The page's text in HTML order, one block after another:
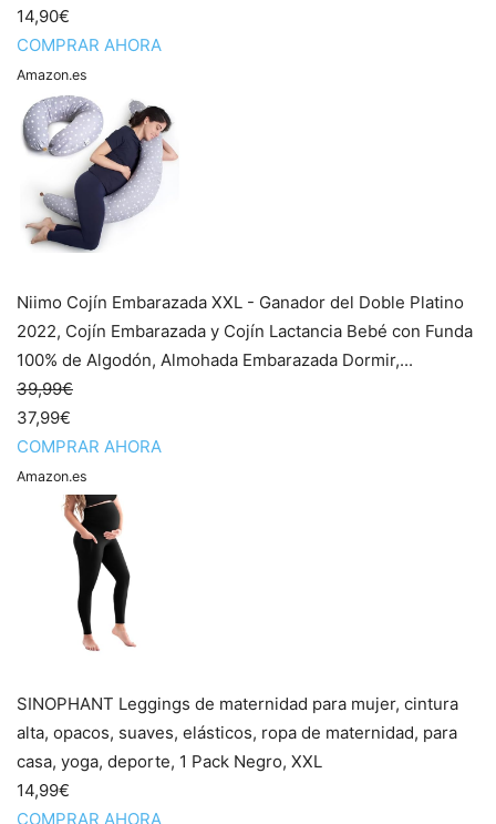
14,90€
COMPRAR AHORA
Amazon.es
Niimo Cojín Embarazada XXL - Ganador del Doble Platino
2022, Cojín Embarazada y Cojín Lactancia Bebé con Funda
100% de Algodón, Almohada Embarazada Dormir,...
39,99€
37,99€
COMPRAR AHORA
Amazon.es
SINOPHANT Leggings de maternidad para mujer, cintura
alta, opacos, suaves, elásticos, ropa de maternidad, para
casa, yoga, deporte, 1 Pack Negro, XXL
14,99€
COMPRAR AHORA